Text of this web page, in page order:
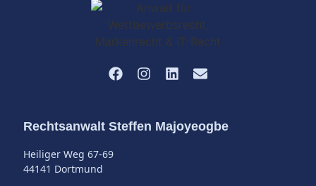
Rechtsanwalt Steffen Majoyeogbe
Heiliger Weg 67-69
44141 Dortmund